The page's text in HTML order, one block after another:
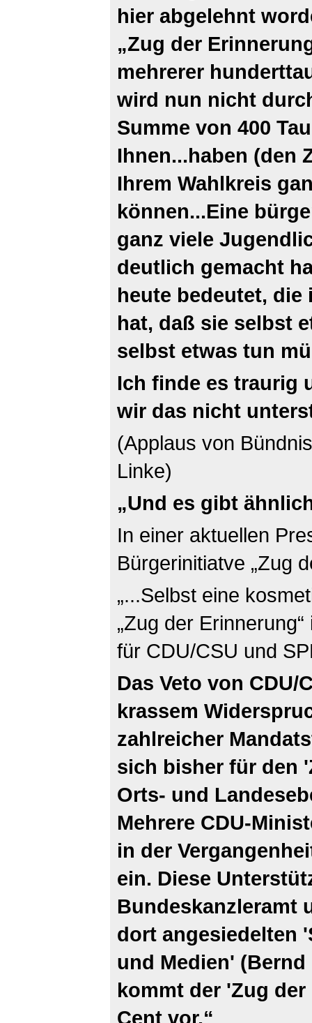
hier abgelehnt
„Zug der
mehrerer
wird nun nicht
Summe von 400
Ihnen...haben (den
Ihrem Wahlkreis
können...Eine
ganz viele
deutlich gemacht
heute bedeutet,
hat, daß sie selbst
selbst etwas tun
Ich finde es traurig
wir das nicht
(Applaus von
Linke)
„Und es gibt
In einer aktuellen
Bürgerinitiatve „Zug
„...Selbst eine
„Zug der
für CDU/CSU und
Das Veto von CDU/
krassem
zahlreicher
sich bisher für den
Orts- und
Mehrere CDU-
in der
ein. Diese
Bundeskanzleramt
dort angesiedelten
und Medien' (Bernd
kommt der 'Zug
Cent vor.“